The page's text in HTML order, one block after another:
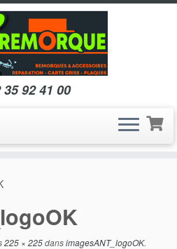
35 92 41 00
225 × 225dansimagesANT_logoOK.